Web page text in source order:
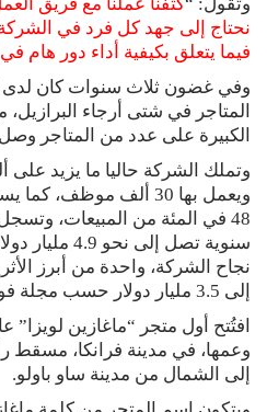
نحتاج إلى جهد كل فرد في الشركة.
فيما يتعلق بكيفية أداء دور هام
وفي غضون ثلاث سنوات كان لدى
المتاجر في شتى أرجاء
الكبيرة على عدد من المتاجر وصل إلى 58
وتملك الشركة حاليا ما يزيد على
ويعمل بها 30 ألف موظف،
48 في المئة من المبيعات،
سنوية تصل إلى
نجاح الشركة، واحدة من أبرز
إلى 3.5 مليار دولار حسب مجلة فوربس.
إلى الشمال من مدينة ساو باولو.